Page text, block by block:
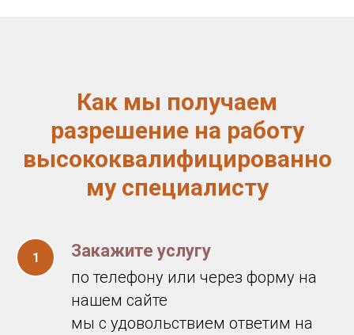
Как мы получаем
разрешение на работу
высококвалифицированно
му специалисту
Закажите услугу
по телефону или через форму на
нашем сайте
мы с удовольствием ответим на